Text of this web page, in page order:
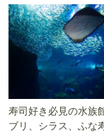
寿司好き必見の水族
ブリ、シラス、ふな